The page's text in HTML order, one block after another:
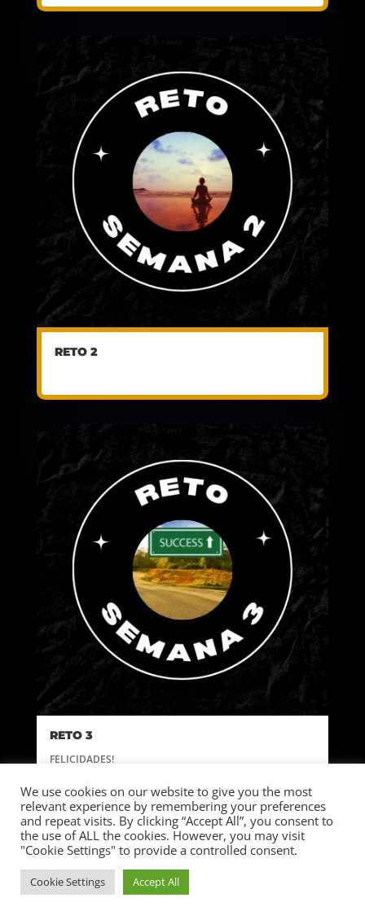
RETO 2
RETO 3
FELICIDADES!
HAS COMPLETADO EL RETO 3 AHORA COMPARTE EN EL
GRUPO DE FACEBOOKLA FRASE RETO COMPLETADO
COMENTA TU EXPERIENCIA HASTA AHORA .
We use cookies on our website to give you the most
relevant experience by remembering your preferences
and repeat visits. By clicking “Accept All”, you consent to
the use of ALL the cookies. However, you may visit
"Cookie Settings" to provide a controlled consent.
Cookie Settings Accept All